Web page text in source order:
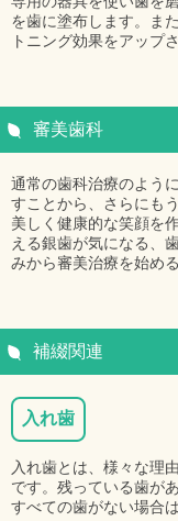
を歯に塗布します。ま
トニング効果をアップ
審美歯科
通常の歯科治療のよう
すことから、さらにも
美しく健康的な笑顔を
える銀歯が気になる、
みから審美治療を始め
補綴関連
入れ歯
入れ歯とは、様々な理
です。残っている歯が
すべての歯がない場合